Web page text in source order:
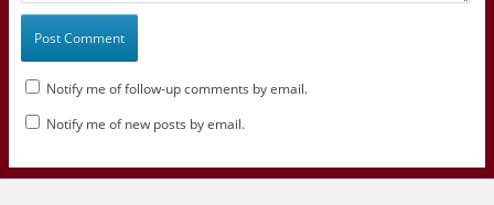
Notify me of follow-up comments by email.
Notify me of new posts by email.